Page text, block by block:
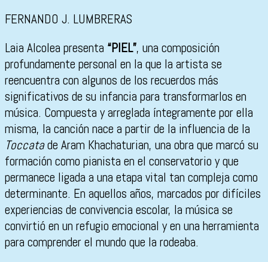
FERNANDO J. LUMBRERAS
Laia Alcolea presenta “PIEL”, una composición
profundamente personal en la que la artista se
reencuentra con algunos de los recuerdos más
significativos de su infancia para transformarlos en
música. Compuesta y arreglada íntegramente por ella
misma, la canción nace a partir de la influencia de la
Toccatade Aram Khachaturian, una obra que marcó su
formación como pianista en el conservatorio y que
permanece ligada a una etapa vital tan compleja como
determinante. En aquellos años, marcados por difíciles
experiencias de convivencia escolar, la música se
convirtió en un refugio emocional y en una herramienta
para comprender el mundo que la rodeaba.